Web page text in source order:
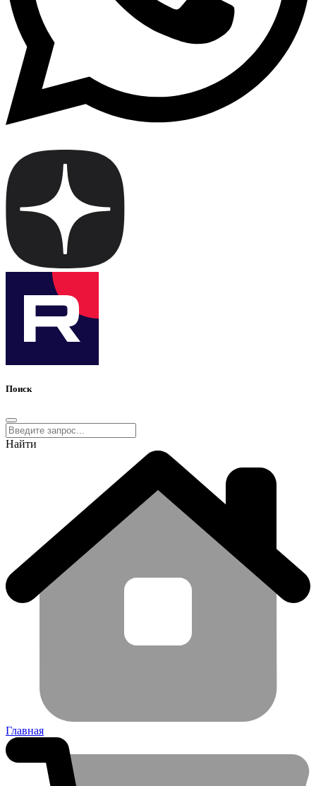
Поиск
Найти
Главная